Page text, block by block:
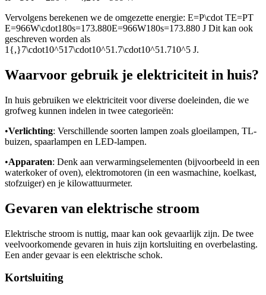
Vervolgens berekenen we de omgezette energie: E=P\cdot TE=PT
E=966W\cdot180s=173.880E=966W180s=173.880 J Dit kan ook
geschreven worden als
1{,}7\cdot10^517\cdot10^51.7\cdot10^51.710^5 J.
Waarvoor gebruik je elektriciteit in huis?
In huis gebruiken we elektriciteit voor diverse doeleinden, die we
grofweg kunnen indelen in twee categorieën:
•Verlichting: Verschillende soorten lampen zoals gloeilampen, TL-
buizen, spaarlampen en LED-lampen.
•Apparaten: Denk aan verwarmingselementen (bijvoorbeeld in een
waterkoker of oven), elektromotoren (in een wasmachine, koelkast,
stofzuiger) en je kilowattuurmeter.
Gevaren van elektrische stroom
Elektrische stroom is nuttig, maar kan ook gevaarlijk zijn. De twee
veelvoorkomende gevaren in huis zijn kortsluiting en overbelasting.
Een ander gevaar is een elektrische schok.
Kortsluiting